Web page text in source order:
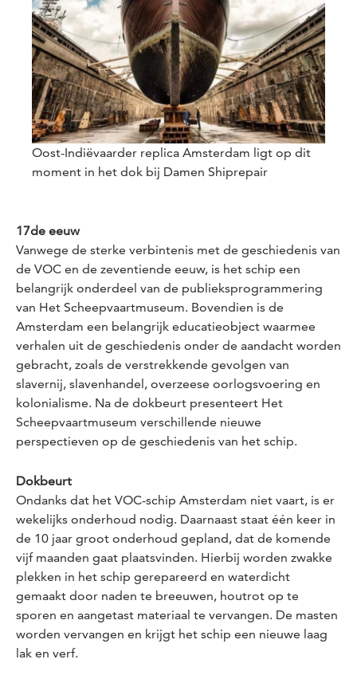
Oost-Indiëvaarder replica Amsterdam ligt op dit
moment in het dok bij Damen Shiprepair
17de eeuw
Vanwege de sterke verbintenis met de geschiedenis van
de VOC en de zeventiende eeuw, is het schip een
belangrijk onderdeel van de publieksprogrammering
van Het Scheepvaartmuseum. Bovendien is de
Amsterdam een belangrijk educatieobject waarmee
verhalen uit de geschiedenis onder de aandacht worden
gebracht, zoals de verstrekkende gevolgen van
slavernij, slavenhandel, overzeese oorlogsvoering en
kolonialisme. Na de dokbeurt presenteert Het
Scheepvaartmuseum verschillende nieuwe
perspectieven op de geschiedenis van het schip.
Dokbeurt
Ondanks dat het VOC-schip Amsterdam niet vaart, is er
wekelijks onderhoud nodig. Daarnaast staat één keer in
de 10 jaar groot onderhoud gepland, dat de komende
vijf maanden gaat plaatsvinden. Hierbij worden zwakke
plekken in het schip gerepareerd en waterdicht
gemaakt door naden te breeuwen, houtrot op te
sporen en aangetast materiaal te vervangen. De masten
worden vervangen en krijgt het schip een nieuwe laag
lak en verf.